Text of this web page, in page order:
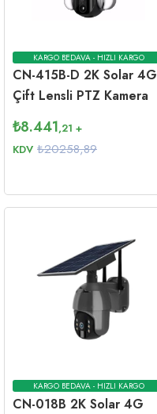
KARGO BEDAVA - HIZLI KARGO
CN-415B-D 2K Solar 4G
Çift Lensli PTZ Kamera
₺8.441,21 +
KDV ₺20258,89
KARGO BEDAVA - HIZLI KARGO
CN-018B 2K Solar 4G